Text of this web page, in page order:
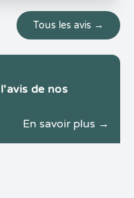
Tous les avis →
de nos
En savoir plus →